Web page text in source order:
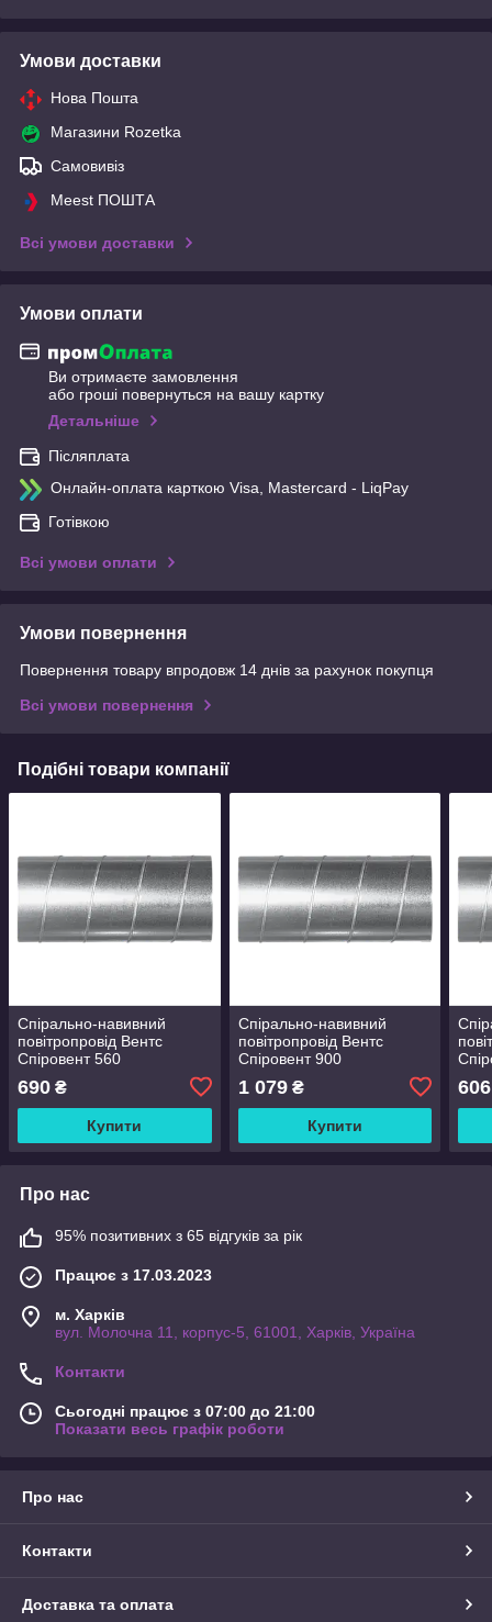
Умови доставки
Нова Пошта
Магазини Rozetka
Самовивіз
Meest ПОШТА
Всі умови доставки
Умови оплати
Ви отримаєте замовлення
або гроші повернуться на вашу картку
Детальніше
Післяплата
Онлайн-оплата карткою Visa, Mastercard - LiqPay
Готівкою
Всі умови оплати
Умови повернення
Повернення товару впродовж 14 днів за рахунок покупця
Всі умови повернення
Подібні товари компанії
Спірально-навивний
повітропровід Вентс
Спіровент 560
690 ₴
Купити
Спірально-навивний
повітропровід Вентс
Спіровент 900
1 079₴
Купити
606
Про нас
95% позитивних з 65 відгуків за рік
Працює з 17.03.2023
м. Харків
вул. Молочна 11, корпус-5, 61001, Харків, Україна
Контакти
Сьогодні працює з 07:00 до 21:00
Показати весь графік роботи
Про нас
Контакти
Доставка та оплата